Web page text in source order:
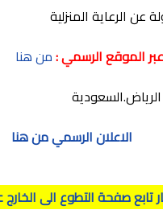
الرعاية المنزلية
الموقع الرسمي :من هنا
الاعلان الرسمي من هنا
تابع صفحة التطوع الى